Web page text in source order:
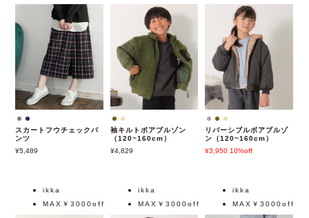
スカートフウチェックパ
ンツ
5,489
袖キルトボアブルゾン
（120~160cm）
4,829
リバーシブルボアブルゾ
ン（120~160cm）
3,950 10%off
ikka
MAX￥3000off
ikka
MAX￥3000off
ikka
MAX￥3000off